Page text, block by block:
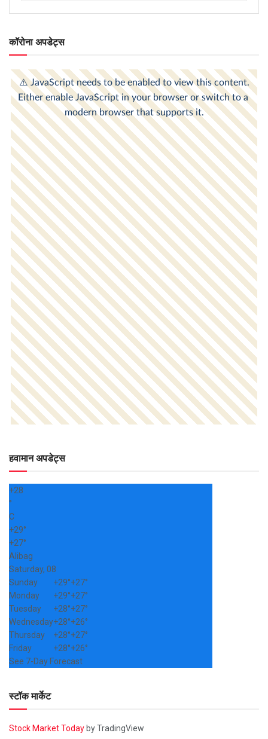
कॉरोना अपडेट्स
हवामान अपडेट्स
+28
°
C
+29°
+27°
Alibag
Saturday, 08
Sunday
+29°+27°
Monday
+29°+27°
Tuesday
+28°+27°
Wednesday+28°+26°
Thursday
+28°+27°
Friday
+28°+26°
See 7-Day Forecast
स्टॉक मार्केट
Stock Market Today by TradingView